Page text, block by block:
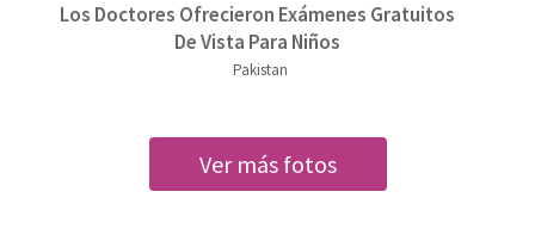
Los Doctores Ofrecieron Exámenes Gratuitos
De Vista Para Niños
Pakistan
Ver más fotos